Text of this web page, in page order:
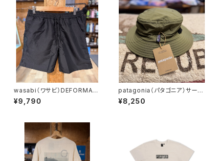
wasabi（ワサビ）DEFORMASI
デフォルマシ 2026 トランクス
ワサビオリジナル
¥9,790
patagonia（パタゴニア）サー
フ・ブリマー 28834 TGRNカ
ラー
¥8,250